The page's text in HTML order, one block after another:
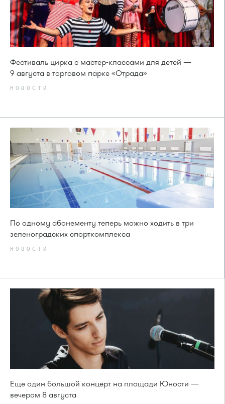
Фестиваль цирка с мастер-классами для детей —
9 августа в торговом парке «Отрада»
НОВОСТИ
По одному абонементу теперь можно ходить в три
зеленоградских спорткомплекса
НОВОСТИ
Еще один большой концерт на площади Юности —
вечером 8 августа